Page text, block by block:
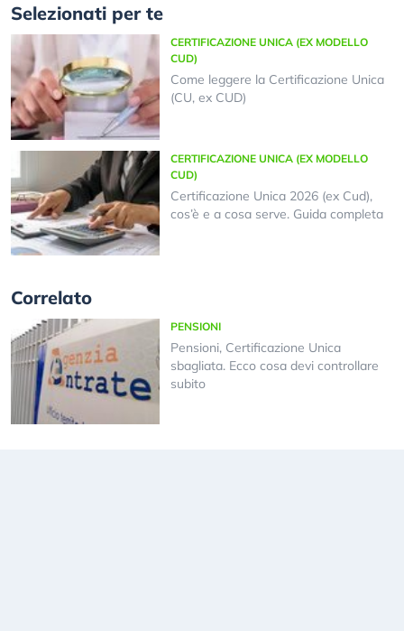
Selezionati per te
CERTIFICAZIONE UNICA (EX MODELLO
CUD)
Come leggere la Certificazione Unica
(CU, ex CUD)
CERTIFICAZIONE UNICA (EX MODELLO
CUD)
Certificazione Unica 2026 (ex Cud),
cos’è e a cosa serve. Guida completa
Correlato
PENSIONI
Pensioni, Certificazione Unica
sbagliata. Ecco cosa devi controllare
subito